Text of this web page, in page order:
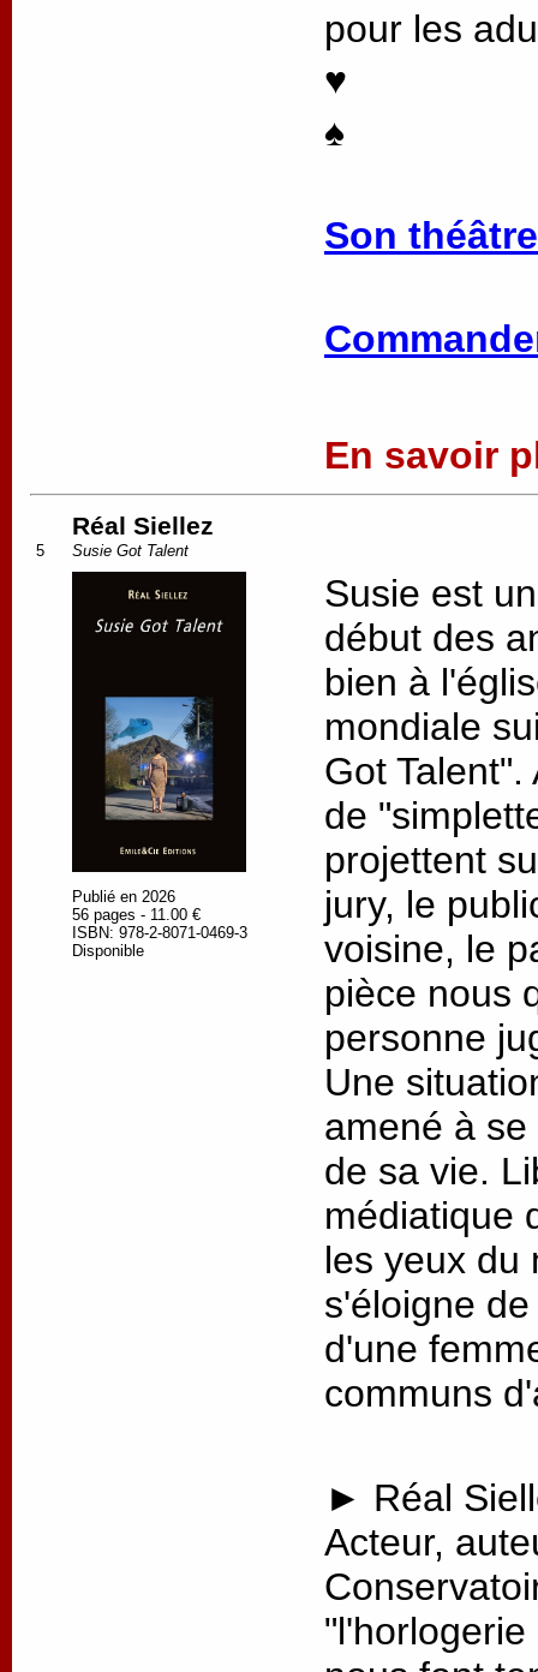
pour les
♥
♠
Son
En savoir
5
Réal Siellez
Susie Got Talent
Publié en 2026
56 pages - 11.00 €
ISBN: 978-2-8071-0469-3
Disponible
Susie est
début des
bien à
mondiale
Got
de
projettent
jury, le
voisine, le
pièce nous
personne
Une
amené à
de sa vie.
médiatique
les yeux du
s'éloigne
d'une
communs
► Réal
Acteur,